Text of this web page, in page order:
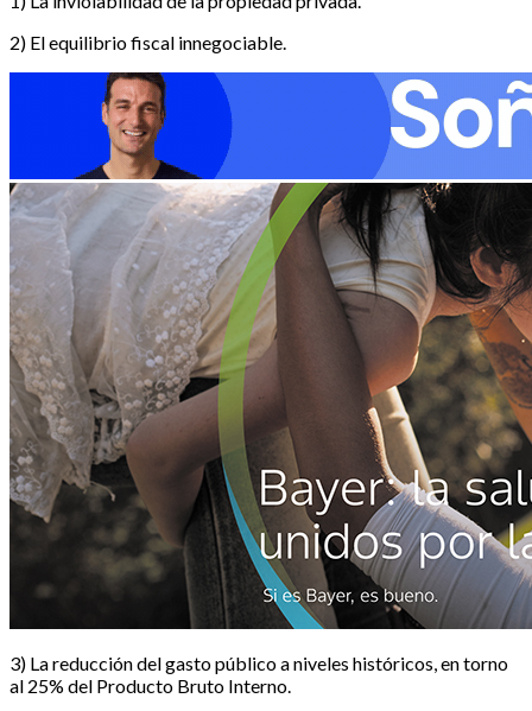
2) El equilibrio fiscal innegociable.
3) La reducción del gasto público a niveles históricos, en torno
al 25% del Producto Bruto Interno.